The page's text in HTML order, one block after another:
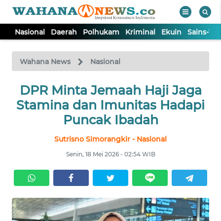
Nasional Daerah Polhukam Kriminal Ekuin Sains-
Wahana News Nasional
DPR Minta Jemaah Haji Jaga
Stamina dan Imunitas Hadapi
Puncak Ibadah
Sutrisno Simorangkir - Nasional
Senin, 18 Mei 2026 - 02:54 WIB
TV
Tutup
NASIONAL
KRIMINAL
EKUIN